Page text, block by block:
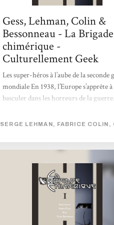
Gess, Lehman, Colin &
Bessonneau - La Brigade
chimérique -
Culturellement Geek
Les super-héros à l’aube de la seconde
mondiale En 1938, l’Europe s’apprête à
basculer dans les horreurs de la
victimes de bombardements
devenus la principale force politique
Nyctalope, allié à Giberne,
londonien, est le protecteur officiel de
désigné dans des circonstances
par la légendaire Marie Curie,
SERGE LEHMAN, FABRICE COLIN,